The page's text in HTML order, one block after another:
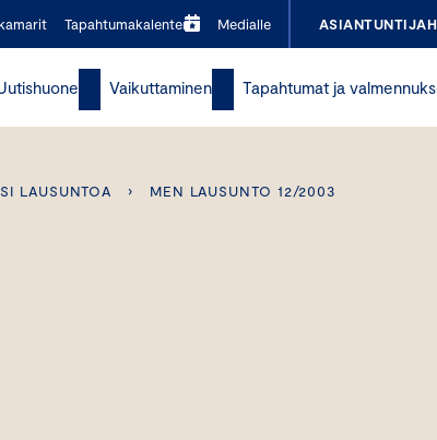
Tapahtumakalenteri Medialle
Vaikuttaminen Tapahtumat ja
LAUSUNTOA › MEN LAUSUNTO 12/2003